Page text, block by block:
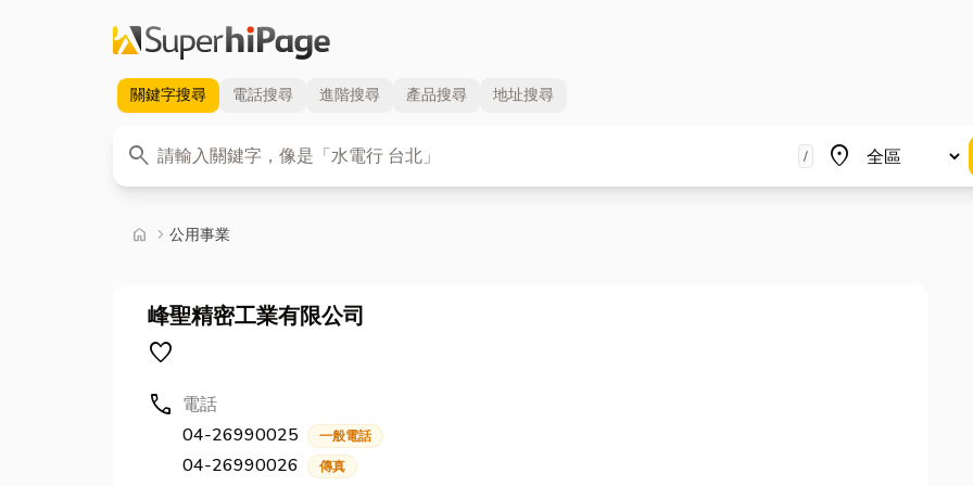
關鍵字搜尋 電話搜尋 進階搜尋 產品搜尋 地址搜尋
search
關鍵字 / place
地區
home chevron_right 首頁
公用事業
峰聖精密工業有限公司
favorite
call 電話
04-26990025
一般電話
04-26990026 傳真